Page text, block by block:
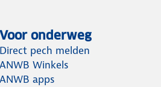
Voor onderweg
Direct pech melden
ANWB Winkels
ANWB apps